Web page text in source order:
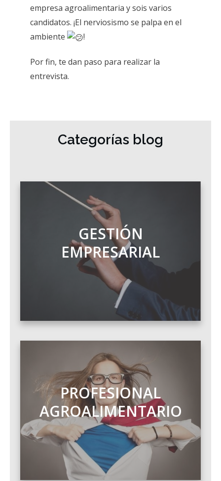
empresa agroalimentaria y sois varios
candidatos. ¡El nerviosismo se palpa en el
ambiente
!
Por fin, te dan paso para realizar la
entrevista.
Categorías blog
GESTIÓN
EMPRESARIAL
PROFESIONAL
AGROALIMENTARIO